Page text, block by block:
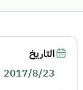
التاريخ
2017/8/23